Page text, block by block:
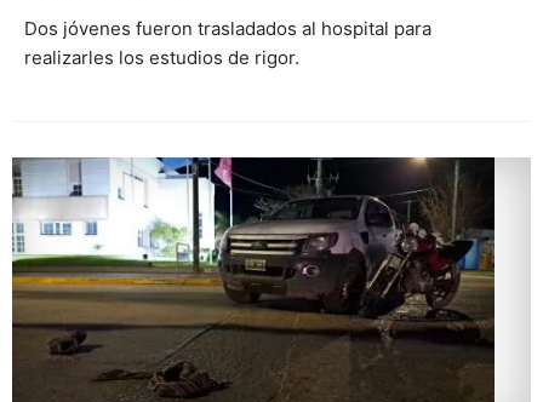
Dos jóvenes fueron trasladados al hospital para
realizarles los estudios de rigor.